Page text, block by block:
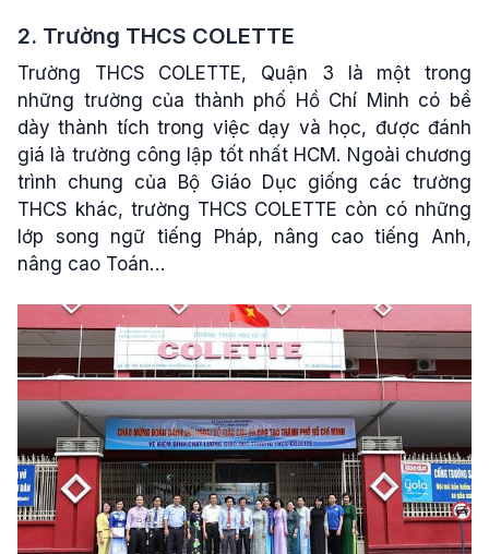
2. Trường THCS COLETTE
Trường THCS COLETTE, Quận 3 là một trong
những trường của thành phố Hồ Chí Minh có bề
dày thành tích trong việc dạy và học, được đánh
giá là trường công lập tốt nhất HCM. Ngoài chương
trình chung của Bộ Giáo Dục giống các trường
THCS khác, trường THCS COLETTE còn có những
lớp song ngữ tiếng Pháp, nâng cao tiếng Anh,
nâng cao Toán…